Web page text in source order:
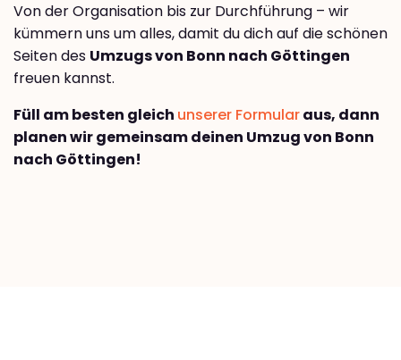
Von der Organisation bis zur Durchführung – wir
kümmern uns um alles, damit du dich auf die schönen
Seiten des Umzugs von Bonn nach Göttingen
freuen kannst.
Füll am besten gleich unserer Formularaus, dann
planen wir gemeinsam deinen Umzug von Bonn
nach Göttingen!